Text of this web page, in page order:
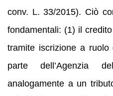
conv. L. 33/2015). Ciò
fondamentali: (1) il
tramite iscrizione a
parte dell’Agenzia
analogamente a un